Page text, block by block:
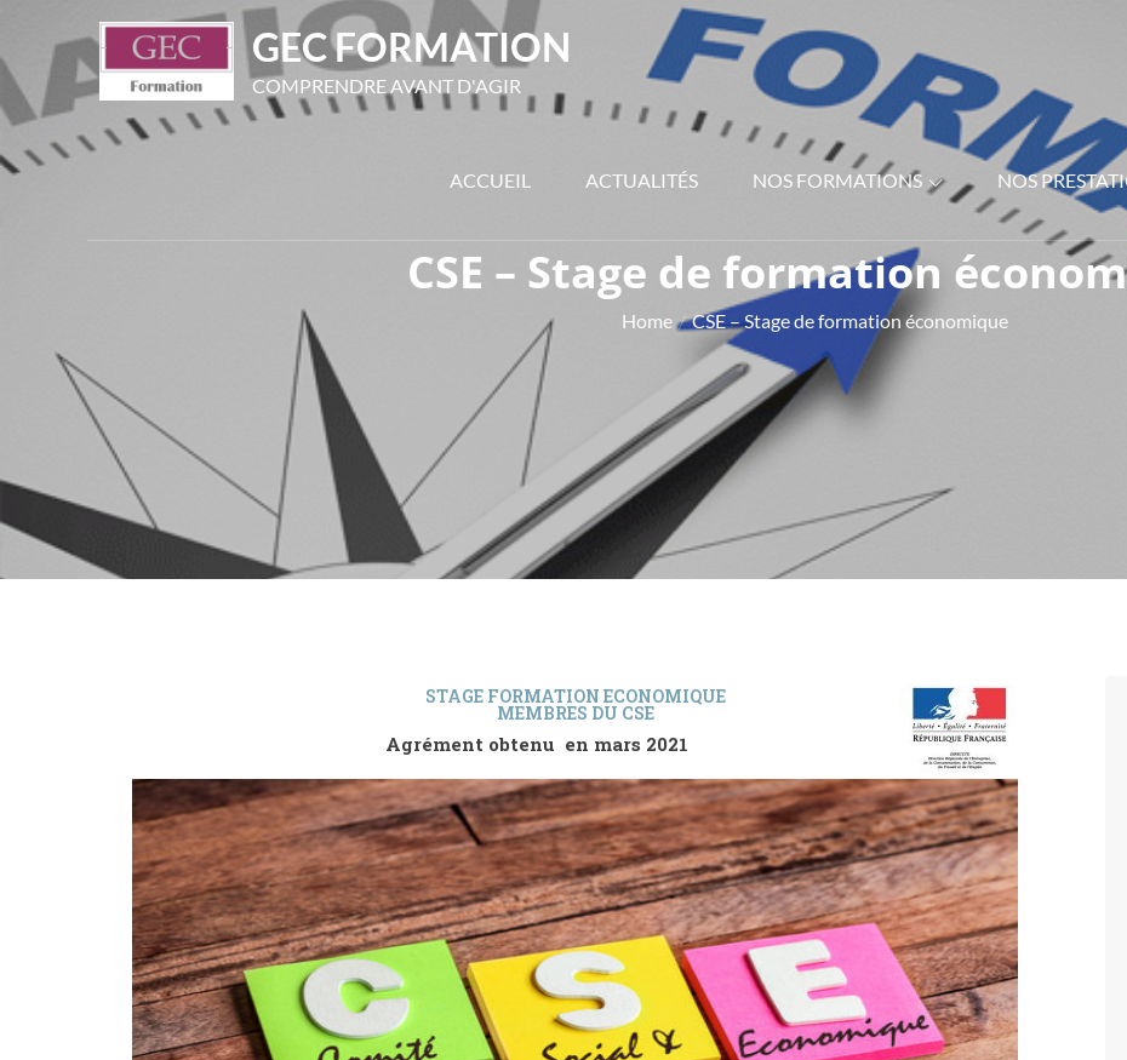
GEC FORMATION
COMPRENDRE AVANT D'AGIR
ACCUEIL ACTUALITÉS NOS FORMATIONS NOS
CSE – Stage de formation
Home CSE – Stage de formation économique
STAGE FORMATION ECONOMIQUE
MEMBRES DU CSE
Agrément obtenu en mars 2021